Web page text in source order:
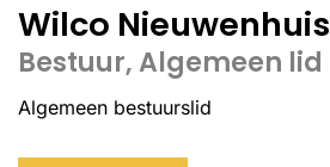
Wilco Nieuwenhuis
Bestuur, Algemeen lid
Algemeen bestuurslid